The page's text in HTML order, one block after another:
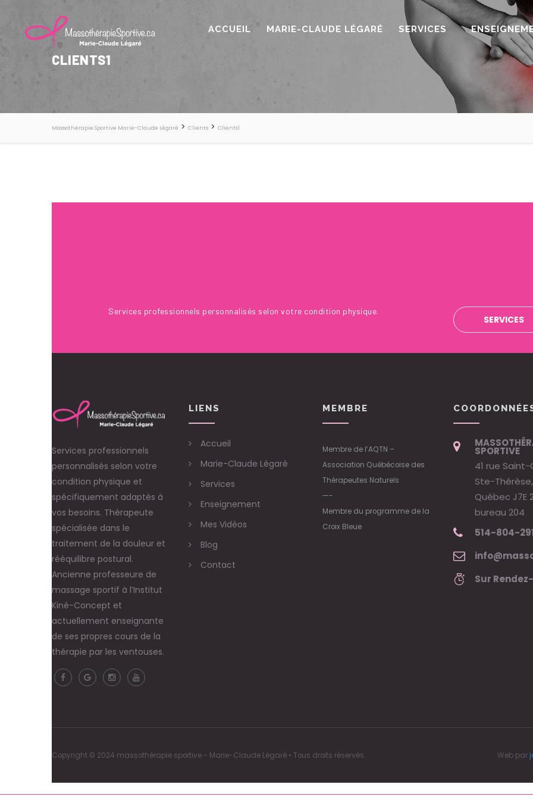
ACCUEIL MARIE-CLAUDE LÉGARÉ SERVICES
CLIENTS1
Massothérapie Sportive Marie-Claude Légaré > Clients > Clients1
Services professionnels personnalisés selon votre condition physique.
SERVICES
Services professionnels
personnalisés selon votre
condition physique et
spécifiquement adaptés à
vos besoins. Thérapeute
spécialisée dans le
traitement de la douleur et
rééquilibre postural.
Ancienne professeure de
massage sportif à l’Institut
Kiné-Concept et
actuellement enseignante
de ses propres cours de la
thérapie par les ventouses.
LIENS
Accueil
Marie-Claude Légaré
Services
Enseignement
Mes Vidéos
Blog
Contact
MEMBRE
Membre de l’AQTN –
Association Québécoise des
Thérapeutes Naturels
—-
Membre du programme de la
Croix Bleue
SPORTIVE
41 rue Saint-
Ste-Thérèse,
Québec J7E
bureau 204
514-804-
Sur
Copyright © 2024 massothérapie sportive - Marie-Claude Légaré • Tous droits réservés. Web par